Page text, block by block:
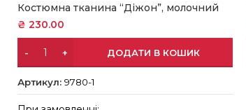
Костюмна тканина “Діжон”, молочний
₴ 230.00
ДОДАТИ В КОШИК
Артикул:9780-1